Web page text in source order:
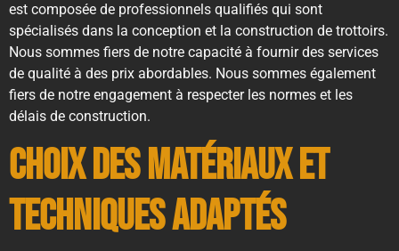
est composée de professionnels qualifiés qui sont
spécialisés dans la conception et la construction de trottoirs.
Nous sommes fiers de notre capacité à fournir des services
de qualité à des prix abordables. Nous sommes également
fiers de notre engagement à respecter les normes et les
délais de construction.
Choix des Matériaux et
Techniques Adaptés